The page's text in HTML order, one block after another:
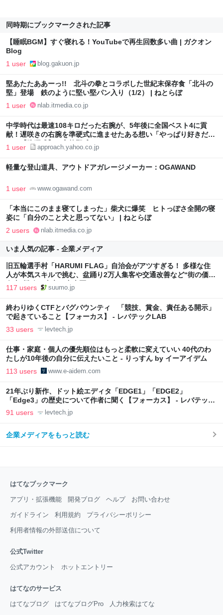
同時期にブックマークされた記事
【睡眠BGM】すぐ寝れる！YouTubeで再生回数多い曲 | ガクオン
Blog
1 user blog.gakuon.jp
堅あたたああーっ!! 北斗の拳とコラボした世紀末保存食「北斗の
堅」登場 鉄のように堅い堅パン入り（1/2） | ねとらぼ
1 user nlab.itmedia.co.jp
中学時代は最速108キロだった右腕が、5年後に全国ベスト4に貢
献！遅咲きの右腕を準硬式に進ませたある想い「やっぱり好きだっ
た」【準硬式】（高校野球ドットコム） - Yahoo!ニュース
1 user approach.yahoo.co.jp
軽量な登山道具、アウトドアガレージメーカー：OGAWAND
1 user www.ogawand.com
「本当にこのまま寝てしまった」柴犬に爆笑 ヒトっぽさ全開の寝
姿に「自分のこと犬と思ってない」 | ねとらぼ
2 users nlab.itmedia.co.jp
いま人気の記事 - 企業メディア
旧五輪選手村「HARUMI FLAG」自治会がアツすぎる！ 多様な住
人が本気スキルで挑む、盆踊り2万人集客や交通改善など“街の価値
向上”戦略 東京・中央区
117 users suumo.jp
終わりゆくCTFとバグバウンティ 「競技、賞金、責任ある開示」
で起きていること【フォーカス】 - レバテックLAB
33 users levtech.jp
仕事・家庭・個人の優先順位はもっと柔軟に変えていい 40代のわ
たしが10年後の自分に伝えたいこと - りっすん by イーアイデム
113 users www.e-aidem.com
21年ぶり新作、ドット絵エディタ「EDGE1」「EDGE2」
「Edge3」の歴史について作者に聞く【フォーカス】 - レバテック
LAB
91 users levtech.jp
企業メディアをもっと読む
はてなブックマーク
アプリ・拡張機能 開発ブログ ヘルプ お問い合わせ
ガイドライン 利用規約 プライバシーポリシー
利用者情報の外部送信について
公式Twitter
公式アカウント ホットエントリー
はてなのサービス
はてなブログ はてなブログPro 人力検索はてな